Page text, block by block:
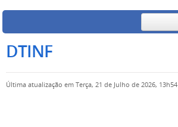
DTINF
Última atualização em Terça, 21 de Julho de 2026, 13h54